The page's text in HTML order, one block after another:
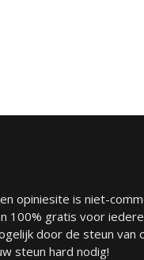
opiniesite is niet-
100% gratis voor
door de steun van
steun hard nodig!